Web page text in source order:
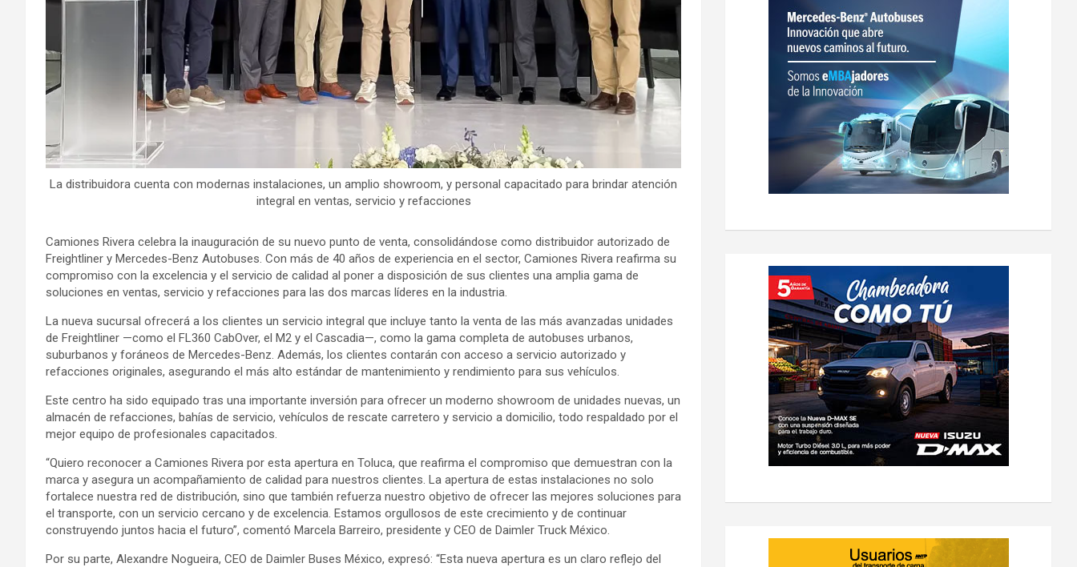
La distribuidora cuenta con modernas instalaciones, un amplio showroom, y personal capacitado para brindar atención
integral en ventas, servicio y refacciones
Camiones Rivera celebra la inauguración de su nuevo punto de venta, consolidándose como distribuidor autorizado de
Freightliner y Mercedes-Benz Autobuses. Con más de 40 años de experiencia en el sector, Camiones Rivera reafirma su
compromiso con la excelencia y el servicio de calidad al poner a disposición de sus clientes una amplia gama de
soluciones en ventas, servicio y refacciones para las dos marcas líderes en la industria.
La nueva sucursal ofrecerá a los clientes un servicio integral que incluye tanto la venta de las más avanzadas unidades
de Freightliner —como el FL360 CabOver, el M2 y el Cascadia—, como la gama completa de autobuses urbanos,
suburbanos y foráneos de Mercedes-Benz. Además, los clientes contarán con acceso a servicio autorizado y
refacciones originales, asegurando el más alto estándar de mantenimiento y rendimiento para sus vehículos.
Este centro ha sido equipado tras una importante inversión para ofrecer un moderno showroom de unidades nuevas, un
almacén de refacciones, bahías de servicio, vehículos de rescate carretero y servicio a domicilio, todo respaldado por el
mejor equipo de profesionales capacitados.
“Quiero reconocer a Camiones Rivera por esta apertura en Toluca, que reafirma el compromiso que demuestran con la
marca y asegura un acompañamiento de calidad para nuestros clientes. La apertura de estas instalaciones no solo
fortalece nuestra red de distribución, sino que también refuerza nuestro objetivo de ofrecer las mejores soluciones para
el transporte, con un servicio cercano y de excelencia. Estamos orgullosos de este crecimiento y de continuar
construyendo juntos hacia el futuro”, comentó Marcela Barreiro, presidente y CEO de Daimler Truck México.
Por su parte, Alexandre Nogueira, CEO de Daimler Buses México, expresó: “Esta nueva apertura es un claro reflejo del